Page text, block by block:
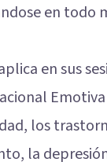
en todo
en sus
los
la